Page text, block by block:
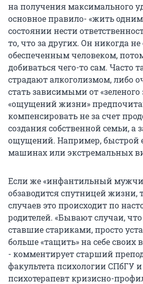
на получения максимального
основное правило- «жить
состоянии нести
то, что за других. Он никогда не
обеспеченным человеком,
добиваться чего-то сам. Часто
страдают алкоголизмом, либо
стать зависимыми от
«ощущений жизни»
компенсировать не за счет
создания собственной семьи, а
ощущений. Например, быстрой
машинах или экстремальных
Если же «инфантильный
обзаводится спутницей жизни,
случаев это происходит по
родителей. «Бывают случаи,
ставшие стариками, просто
больше «тащить» на себе своих
- комментирует старший
факультета психологии СПбГУ
психотерапевт кризисно-